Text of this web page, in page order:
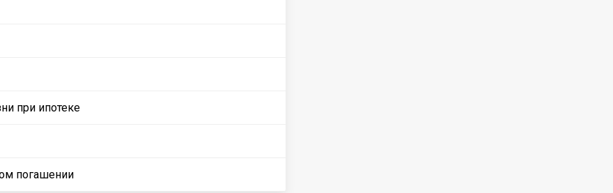
при ипотеке
погашении